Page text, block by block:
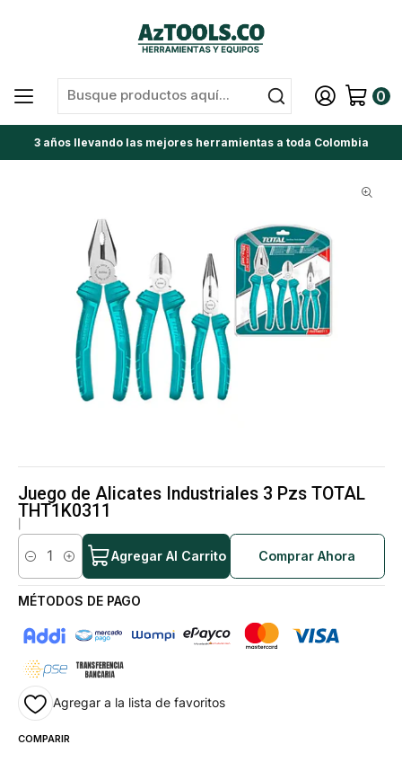
0
3 años llevando las mejores herramientas a toda Colombia
Juego de Alicates Industriales 3 Pzs TOTAL
THT1K0311
Cantidad
Agregar Al Carrito Comprar Ahora
MÉTODOS DE PAGO
Agregar a la lista de favoritos
COMPARIR